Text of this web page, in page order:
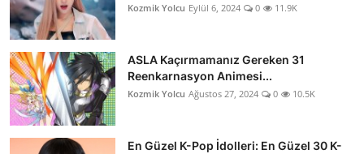
Kozmik Yolcu Eylül 6, 2024 0 11.9K
ASLA Kaçırmamanız Gereken 31
Reenkarnasyon Animesi...
Kozmik Yolcu Ağustos 27, 2024 0 10.5K
En Güzel K-Pop İdolleri: En Güzel 30 K-